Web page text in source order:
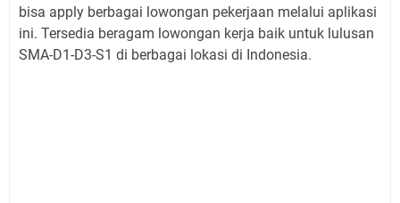
bisa apply berbagai lowongan pekerjaan melalui aplikasi
ini. Tersedia beragam lowongan kerja baik untuk lulusan
SMA-D1-D3-S1 di berbagai lokasi di Indonesia.